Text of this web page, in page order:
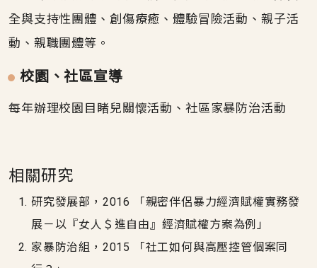
全與支持性團體、創傷療癒、體驗冒險活動、親子活
動、親職團體等。
校園、社區宣導
每年辦理校園目睹兒關懷活動、社區家暴防治活動
相關研究
研究發展部，2016 「親密伴侶暴力經濟賦權實務發
展－以『女人＄進自由』經濟賦權方案為例」
家暴防治組，2015 「社工如何與高壓控管個案同